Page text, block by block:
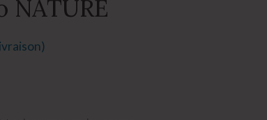
NATURE